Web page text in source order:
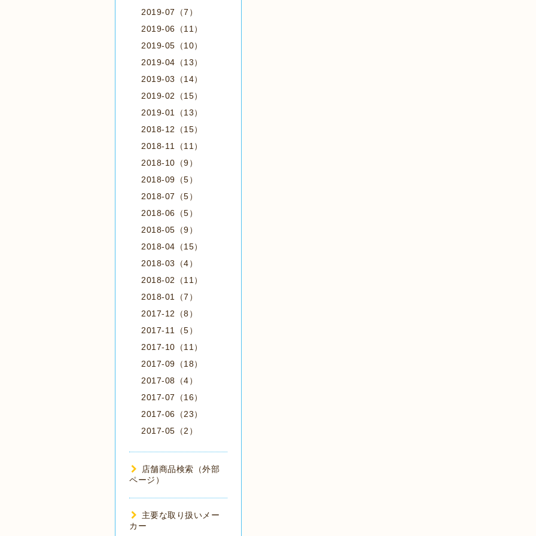
2019-07（7）
2019-06（11）
2019-05（10）
2019-04（13）
2019-03（14）
2019-02（15）
2019-01（13）
2018-12（15）
2018-11（11）
2018-10（9）
2018-09（5）
2018-07（5）
2018-06（5）
2018-05（9）
2018-04（15）
2018-03（4）
2018-02（11）
2018-01（7）
2017-12（8）
2017-11（5）
2017-10（11）
2017-09（18）
2017-08（4）
2017-07（16）
2017-06（23）
2017-05（2）
店舗商品検索（外部
ページ）
主要な取り扱いメー
カー